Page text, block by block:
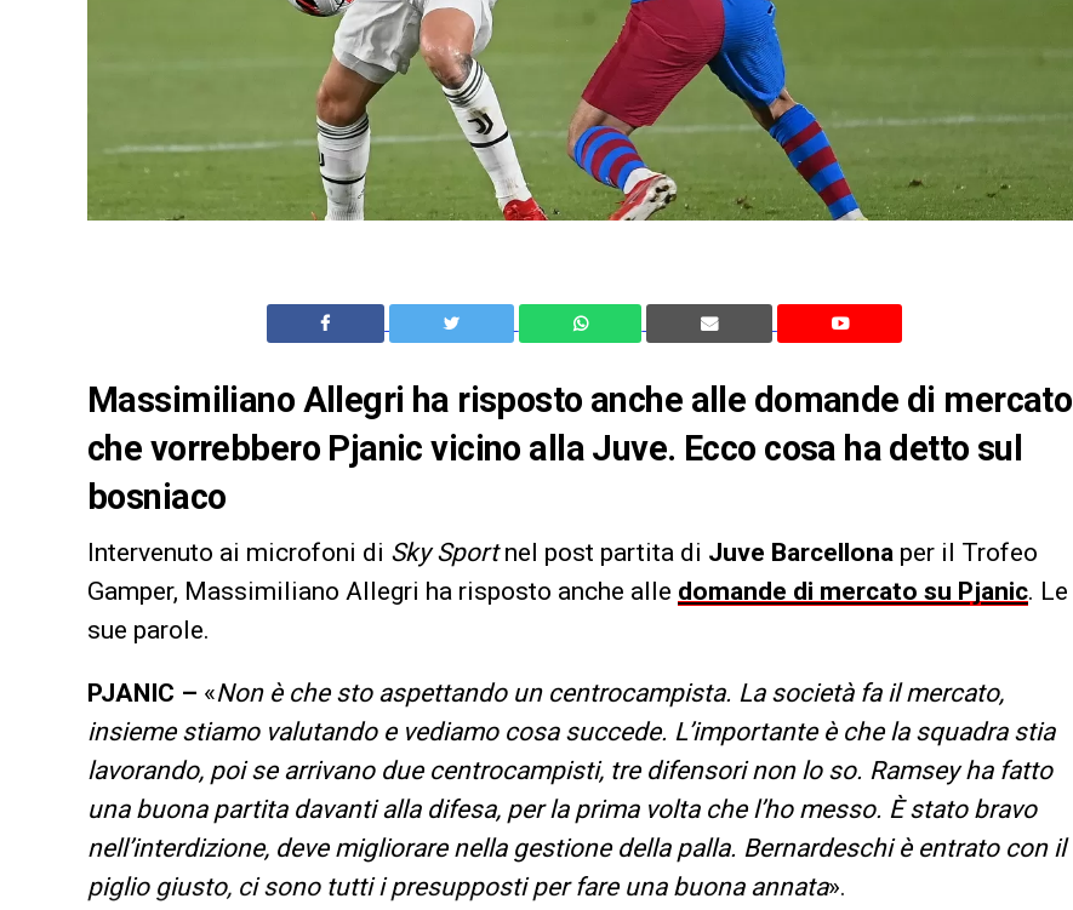
Massimiliano Allegri ha risposto anche alle domande di mercato
che vorrebbero Pjanic vicino alla Juve. Ecco cosa ha detto sul
bosniaco
Intervenuto ai microfoni di Sky Sportnel post partita di Juve Barcellona per il Trofeo
Gamper, Massimiliano Allegri ha risposto anche alle domande di mercato su Pjanic. Le
sue parole.
PJANIC – «Non è che sto aspettando un centrocampista. La società fa il mercato,
insieme stiamo valutando e vediamo cosa succede. L’importante è che la squadra stia
lavorando, poi se arrivano due centrocampisti, tre difensori non lo so. Ramsey ha fatto
una buona partita davanti alla difesa, per la prima volta che l’ho messo. È stato bravo
nell’interdizione, deve migliorare nella gestione della palla. Bernardeschi è entrato con il
piglio giusto, ci sono tutti i presupposti per fare una buona annata».